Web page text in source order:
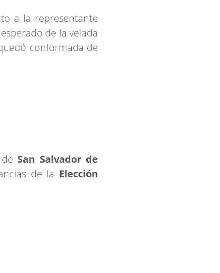
a la representante
de la velada
conformada de
San Salvador de
de la Elección